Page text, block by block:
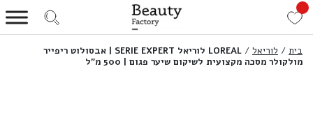
בית / לוריאל /
LOREAL לוריאל SERIE EXPERT | אבסולוט ריפייר
מולקולר מסכה מקצועית לשיקום שיער פגום | 500 מ”ל